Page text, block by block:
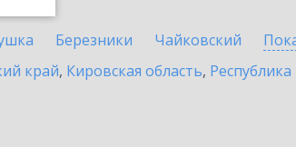
Березники Чайковский
край, Кировская область,